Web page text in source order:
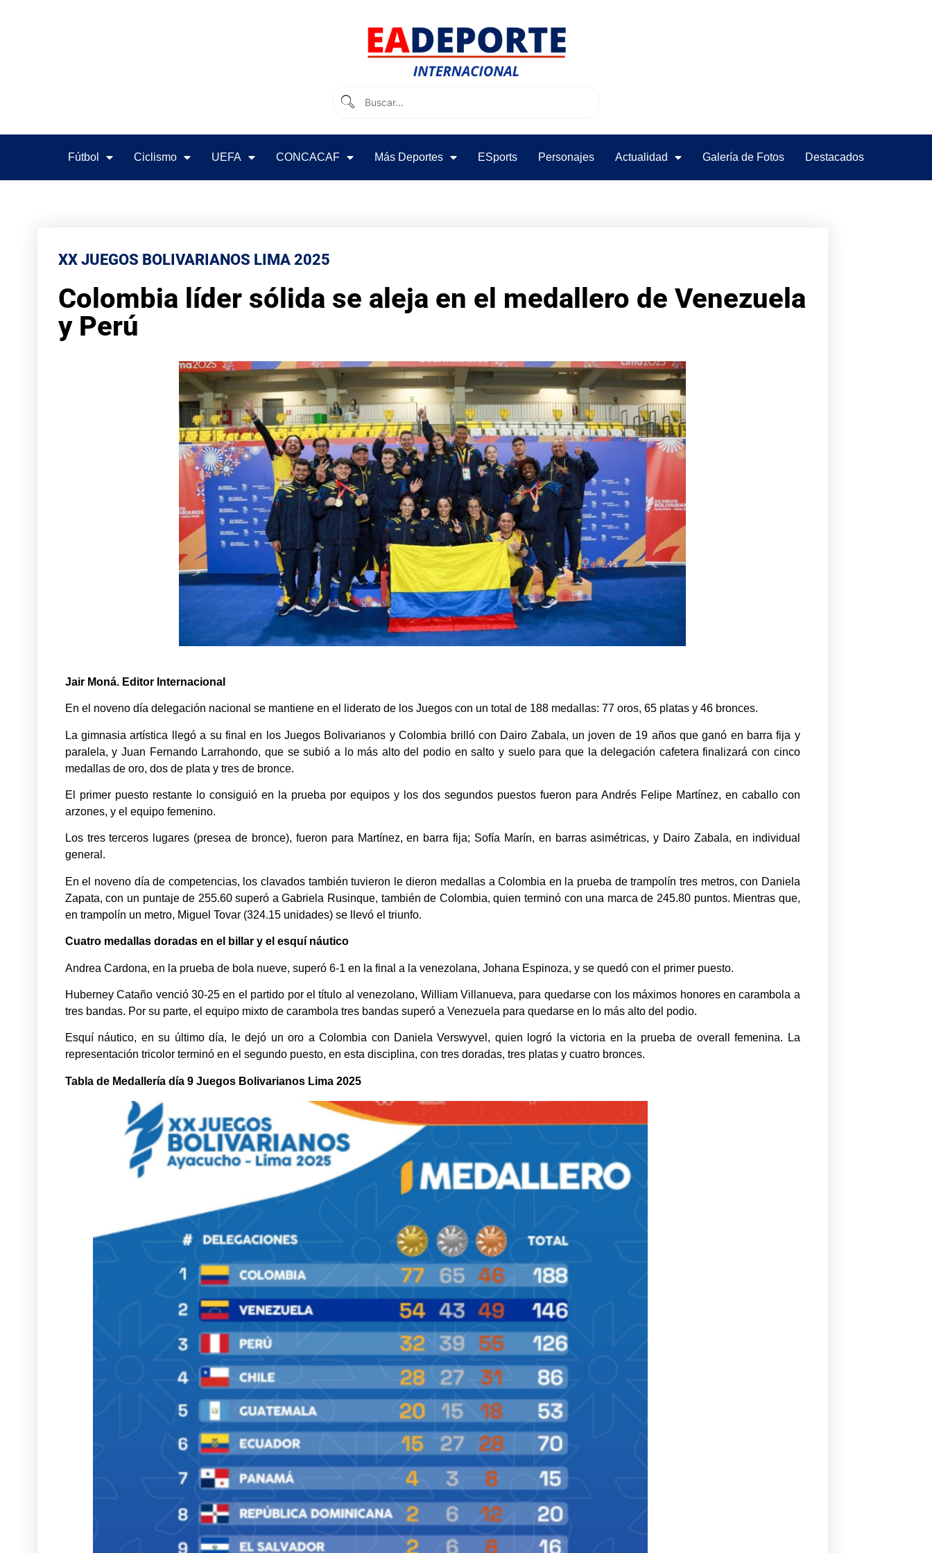
Fútbol Ciclismo UEFA CONCACAF Más Deportes ESports Personajes Actualidad Galería de Fotos Destacados
XX JUEGOS BOLIVARIANOS LIMA 2025
Colombia líder sólida se aleja en el medallero de Venezuela
y Perú
Jair Moná. Editor Internacional
En el noveno día delegación nacional se mantiene en el liderato de los Juegos con un total de 188 medallas: 77 oros, 65 platas y 46 bronces.
La gimnasia artística llegó a su final en los Juegos Bolivarianos y Colombia brilló con Dairo Zabala, un joven de 19 años que ganó en barra fija y
paralela, y Juan Fernando Larrahondo, que se subió a lo más alto del podio en salto y suelo para que la delegación cafetera finalizará con cinco
medallas de oro, dos de plata y tres de bronce.
El primer puesto restante lo consiguió en la prueba por equipos y los dos segundos puestos fueron para Andrés Felipe Martínez, en caballo con
arzones, y el equipo femenino.
Los tres terceros lugares (presea de bronce), fueron para Martínez, en barra fija; Sofía Marín, en barras asimétricas, y Dairo Zabala, en individual
general.
En el noveno día de competencias, los clavados también tuvieron le dieron medallas a Colombia en la prueba de trampolín tres metros, con Daniela
Zapata, con un puntaje de 255.60 superó a Gabriela Rusinque, también de Colombia, quien terminó con una marca de 245.80 puntos. Mientras que,
en trampolín un metro, Miguel Tovar (324.15 unidades) se llevó el triunfo.
Cuatro medallas doradas en el billar y el esquí náutico
Andrea Cardona, en la prueba de bola nueve, superó 6-1 en la final a la venezolana, Johana Espinoza, y se quedó con el primer puesto.
Huberney Cataño venció 30-25 en el partido por el título al venezolano, William Villanueva, para quedarse con los máximos honores en carambola a
tres bandas. Por su parte, el equipo mixto de carambola tres bandas superó a Venezuela para quedarse en lo más alto del podio.
Esquí náutico, en su último día, le dejó un oro a Colombia con Daniela Verswyvel, quien logró la victoria en la prueba de overall femenina. La
representación tricolor terminó en el segundo puesto, en esta disciplina, con tres doradas, tres platas y cuatro bronces.
Tabla de Medallería día 9 Juegos Bolivarianos Lima 2025